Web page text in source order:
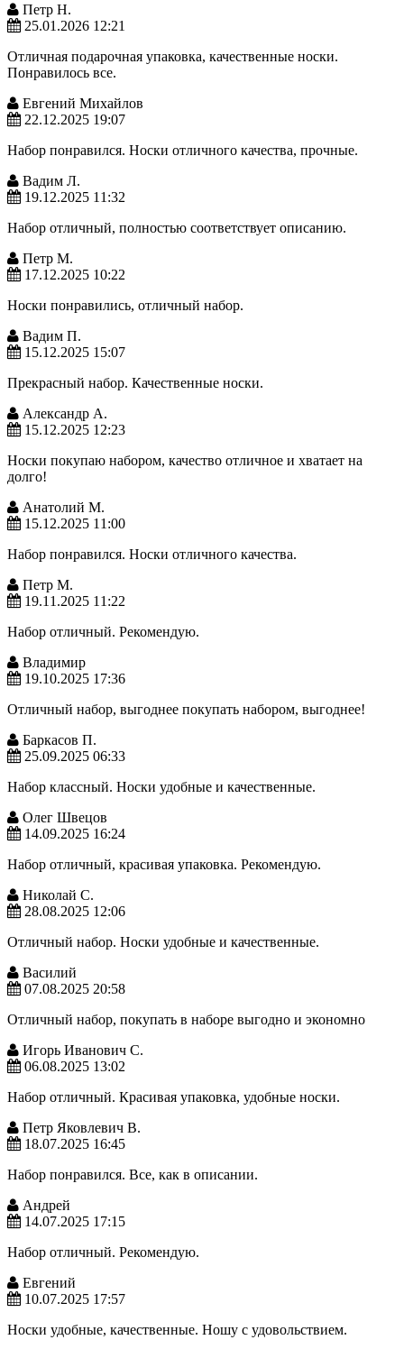
Петр Н.
25.01.2026 12:21
Отличная подарочная упаковка, качественные носки.
Понравилось все.
Евгений Михайлов
22.12.2025 19:07
Набор понравился. Носки отличного качества, прочные.
Вадим Л.
19.12.2025 11:32
Набор отличный, полностью соответствует описанию.
Петр М.
17.12.2025 10:22
Носки понравились, отличный набор.
Вадим П.
15.12.2025 15:07
Прекрасный набор. Качественные носки.
Александр А.
15.12.2025 12:23
Носки покупаю набором, качество отличное и хватает на
долго!
Анатолий М.
15.12.2025 11:00
Набор понравился. Носки отличного качества.
Петр М.
19.11.2025 11:22
Набор отличный. Рекомендую.
Владимир
19.10.2025 17:36
Отличный набор, выгоднее покупать набором, выгоднее!
Баркасов П.
25.09.2025 06:33
Набор классный. Носки удобные и качественные.
Олег Швецов
14.09.2025 16:24
Набор отличный, красивая упаковка. Рекомендую.
Николай С.
28.08.2025 12:06
Отличный набор. Носки удобные и качественные.
Василий
07.08.2025 20:58
Отличный набор, покупать в наборе выгодно и экономно
Игорь Иванович С.
06.08.2025 13:02
Набор отличный. Красивая упаковка, удобные носки.
Петр Яковлевич В.
18.07.2025 16:45
Набор понравился. Все, как в описании.
Андрей
14.07.2025 17:15
Набор отличный. Рекомендую.
Евгений
10.07.2025 17:57
Носки удобные, качественные. Ношу с удовольствием.